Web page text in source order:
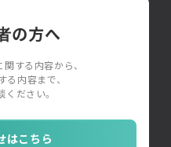
の方へ
する内容から、
内容まで、
ださい。
はこちら